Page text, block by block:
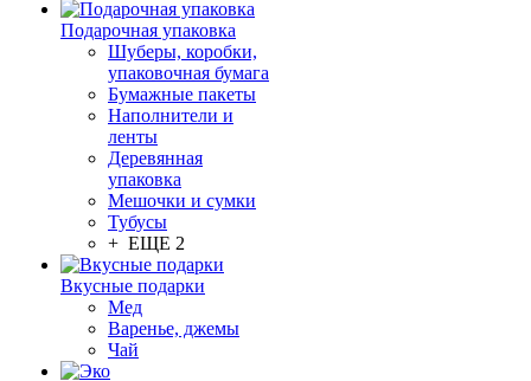
Подарочная упаковка
Шуберы, коробки,
упаковочная бумага
Бумажные пакеты
Наполнители и
ленты
Деревянная
упаковка
Мешочки и сумки
Тубусы
+ ЕЩЕ 2
Вкусные подарки
Мед
Варенье, джемы
Чай